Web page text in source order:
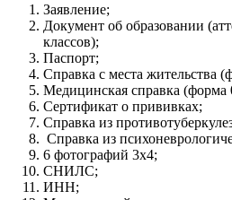
Заявление;
Документ об образовании
классов);
Паспорт;
Справка с места жительства
Медицинская справка (форма
Сертификат о прививках;
Справка из
Справка из
6 фотографий 3х4;
СНИЛС;
ИНН;